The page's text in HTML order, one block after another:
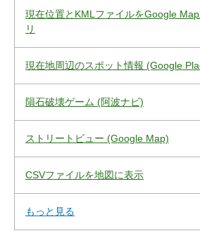
現在位置とKMLファイルをGoogle
リ
現在地周辺のスポット情報 (Google
隕石破壊ゲーム (阿波ナビ)
ストリートビュー (Google Map)
CSVファイルを地図に表示
もっと見る